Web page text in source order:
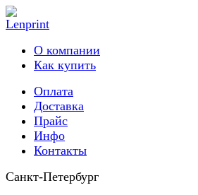
О компании
Как купить
Оплата
Доставка
Прайс
Инфо
Контакты
Санкт-Петербург